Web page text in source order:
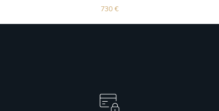
730 €